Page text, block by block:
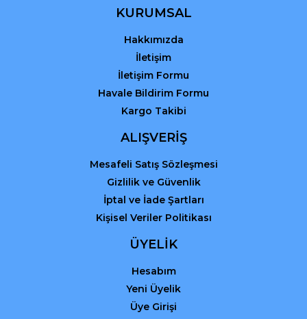
Gönder
KURUMSAL
Hakkımızda
İletişim
İletişim Formu
Havale Bildirim Formu
Kargo Takibi
ALIŞVERİŞ
Mesafeli Satış Sözleşmesi
Gizlilik ve Güvenlik
İptal ve İade Şartları
Kişisel Veriler Politikası
ÜYELİK
Hesabım
Yeni Üyelik
Üye Girişi